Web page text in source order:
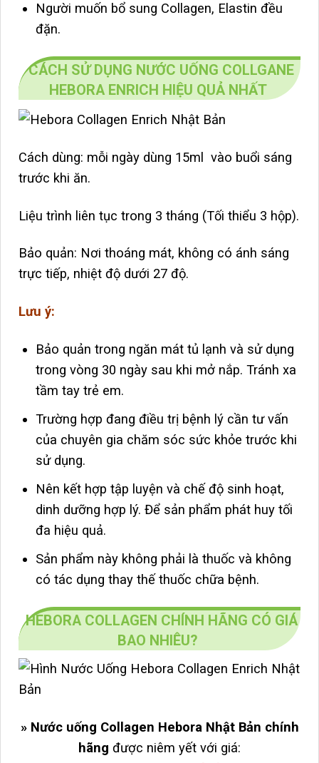
Người muốn bổ sung Collagen, Elastin đều
đặn.
CÁCH SỬ DỤNG NƯỚC UỐNG COLLGANE
HEBORA ENRICH HIỆU QUẢ NHẤT
Cách dùng: mỗi ngày dùng 15ml vào buổi sáng
trước khi ăn.
Liệu trình liên tục trong 3 tháng (Tối thiểu 3 hộp).
Bảo quản: Nơi thoáng mát, không có ánh sáng
trực tiếp, nhiệt độ dưới 27 độ.
Lưu ý:
Bảo quản trong ngăn mát tủ lạnh và sử dụng
trong vòng 30 ngày sau khi mở nắp. Tránh xa
tầm tay trẻ em.
Trường hợp đang điều trị bệnh lý cần tư vấn
của chuyên gia chăm sóc sức khỏe trước khi
sử dụng.
Nên kết hợp tập luyện và chế độ sinh hoạt,
dinh dưỡng hợp lý. Để sản phẩm phát huy tối
đa hiệu quả.
Sản phẩm này không phải là thuốc và không
có tác dụng thay thế thuốc chữa bệnh.
HEBORA COLLAGEN CHÍNH HÃNG CÓ GIÁ
BAO NHIÊU?
» Nước uống Collagen Hebora Nhật Bản chính
hãng được niêm yết với giá: